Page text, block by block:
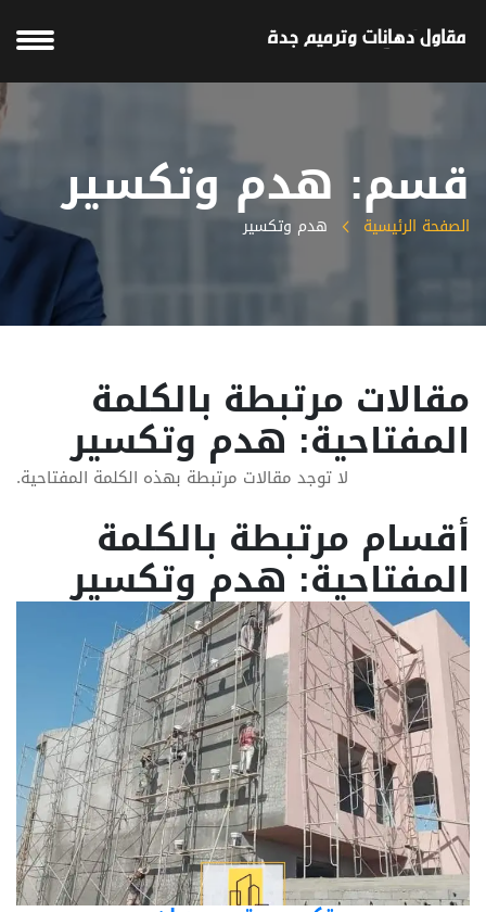
قسم: هدم وتكسير
الصفحة الرئيسية هدم وتكسير
مقالات مرتبطة بالكلمة
المفتاحية: هدم وتكسير
لا توجد مقالات مرتبطة بهذه الكلمة المفتاحية.
أقسام مرتبطة بالكلمة
المفتاحية: هدم وتكسير